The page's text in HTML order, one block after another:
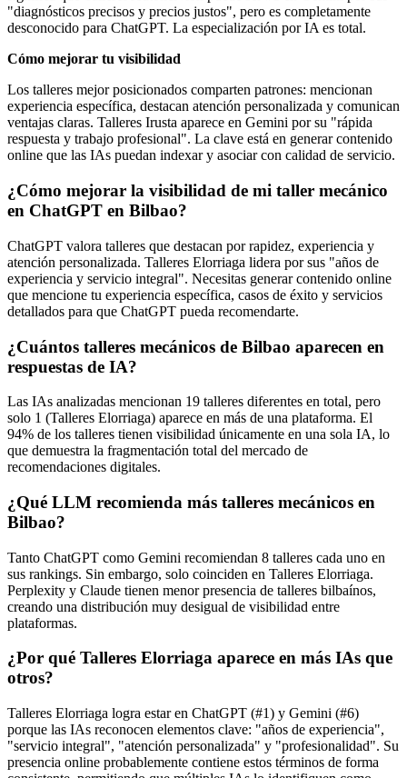
"diagnósticos precisos y precios justos", pero es completamente
desconocido para ChatGPT. La especialización por IA es total.
Cómo mejorar tu visibilidad
Los talleres mejor posicionados comparten patrones: mencionan
experiencia específica, destacan atención personalizada y comunican
ventajas claras. Talleres Irusta aparece en Gemini por su "rápida
respuesta y trabajo profesional". La clave está en generar contenido
online que las IAs puedan indexar y asociar con calidad de servicio.
¿Cómo mejorar la visibilidad de mi taller mecánico
en ChatGPT en Bilbao?
ChatGPT valora talleres que destacan por rapidez, experiencia y
atención personalizada. Talleres Elorriaga lidera por sus "años de
experiencia y servicio integral". Necesitas generar contenido online
que mencione tu experiencia específica, casos de éxito y servicios
detallados para que ChatGPT pueda recomendarte.
¿Cuántos talleres mecánicos de Bilbao aparecen en
respuestas de IA?
Las IAs analizadas mencionan 19 talleres diferentes en total, pero
solo 1 (Talleres Elorriaga) aparece en más de una plataforma. El
94% de los talleres tienen visibilidad únicamente en una sola IA, lo
que demuestra la fragmentación total del mercado de
recomendaciones digitales.
¿Qué LLM recomienda más talleres mecánicos en
Bilbao?
Tanto ChatGPT como Gemini recomiendan 8 talleres cada uno en
sus rankings. Sin embargo, solo coinciden en Talleres Elorriaga.
Perplexity y Claude tienen menor presencia de talleres bilbaínos,
creando una distribución muy desigual de visibilidad entre
plataformas.
¿Por qué Talleres Elorriaga aparece en más IAs que
otros?
Talleres Elorriaga logra estar en ChatGPT (#1) y Gemini (#6)
porque las IAs reconocen elementos clave: "años de experiencia",
"servicio integral", "atención personalizada" y "profesionalidad". Su
presencia online probablemente contiene estos términos de forma